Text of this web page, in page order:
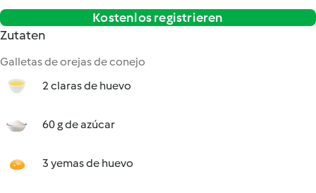
Kostenlos registrieren
Zutaten
Galletas de orejas de conejo
2 claras de huevo
60 g de azúcar
3 yemas de huevo